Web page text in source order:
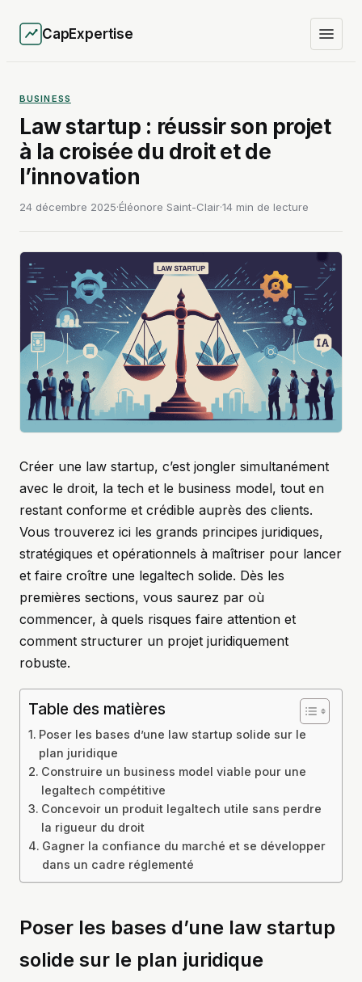
CapExpertise
BUSINESS
Law startup : réussir son projet
à la croisée du droit et de
l’innovation
24 décembre 2025·Éléonore Saint-Clair·14 min de lecture
Créer une law startup, c’est jongler simultanément
avec le droit, la tech et le business model, tout en
restant conforme et crédible auprès des clients.
Vous trouverez ici les grands principes juridiques,
stratégiques et opérationnels à maîtriser pour lancer
et faire croître une legaltech solide. Dès les
premières sections, vous saurez par où
commencer, à quels risques faire attention et
comment structurer un projet juridiquement
robuste.
Table des matières
Poser les bases d’une law startup solide sur le
plan juridique
Construire un business model viable pour une
legaltech compétitive
Concevoir un produit legaltech utile sans perdre
la rigueur du droit
Gagner la confiance du marché et se développer
dans un cadre réglementé
Poser les bases d’une law startup
solide sur le plan juridique